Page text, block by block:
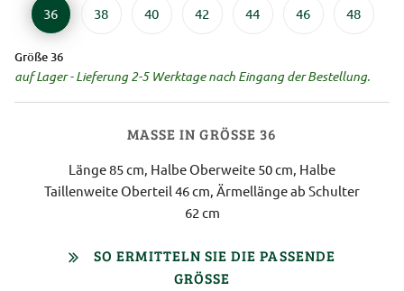
36 38 40 42 44 46 48
Größe 36
auf Lager - Lieferung 2-5 Werktage nach Eingang der Bestellung.
MASSE IN GRÖSSE 36
Länge 85 cm, Halbe Oberweite 50 cm, Halbe
Taillenweite Oberteil 46 cm, Ärmellänge ab Schulter
62 cm
SO ERMITTELN SIE DIE PASSENDE
GRÖSSE